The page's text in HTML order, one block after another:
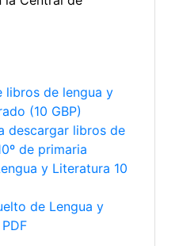
libros de lengua y
(10 GBP)
descargar libros de
de primaria
y Literatura 10
de Lengua y